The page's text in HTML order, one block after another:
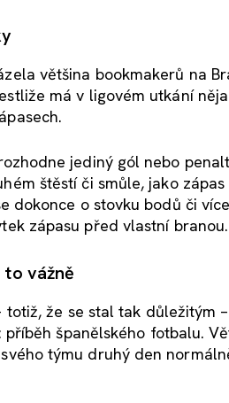
většina bookmakerů na
má v ligovém utkání
jediný gól nebo
štěstí či smůle, jako
dokonce o stovku bodů či
zápasu před vlastní branou.
vážně
totiž, že se stal tak důležitým
příběh španělského fotbalu.
týmu druhý den